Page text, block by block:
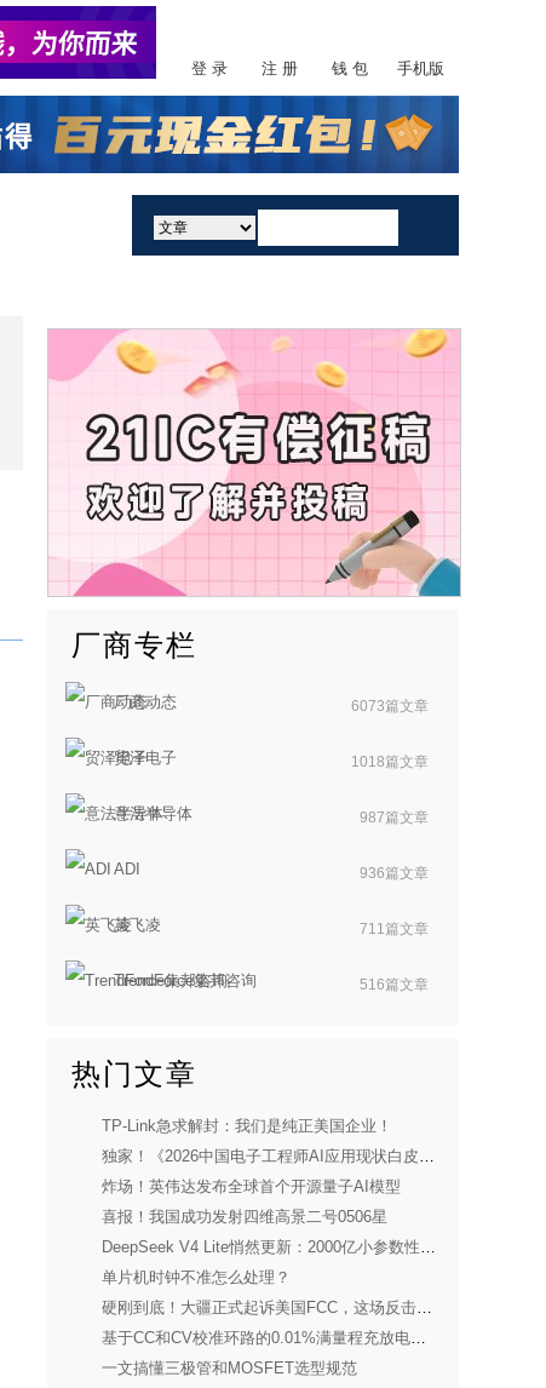
登 录 注 册 钱 包 手机版
厂商专栏
厂商动态 6073篇文章
贸泽电子 1018篇文章
意法半导体 987篇文章
ADI 936篇文章
英飞凌 711篇文章
TrendForce集邦咨询 516篇文章
热门文章
TP-Link急求解封：我们是纯正美国企业！
独家！《2026中国电子工程师AI应用现状白皮书》重磅发布
炸场！英伟达发布全球首个开源量子AI模型
喜报！我国成功发射四维高景二号0506星
DeepSeek V4 Lite悄然更新：2000亿小参数性能逼近美国顶流
单片机时钟不准怎么处理？
硬刚到底！大疆正式起诉美国FCC，这场反击太解气
基于CC和CV校准环路的0.01%满量程充放电电流控制精度实现
一文搞懂三极管和MOSFET选型规范